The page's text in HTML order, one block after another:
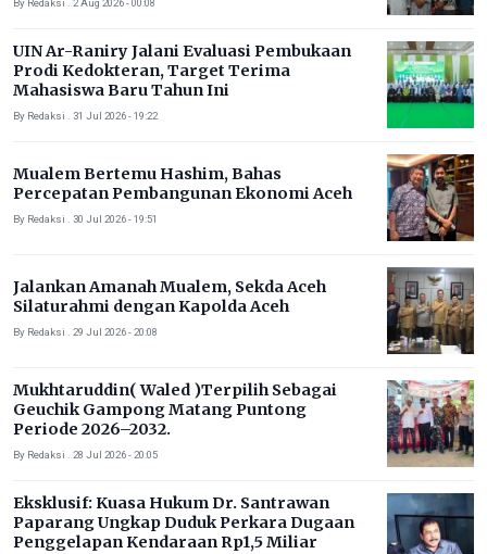
By Redaksi . 2 Aug 2026 - 00:08
UIN Ar-Raniry Jalani Evaluasi Pembukaan
Prodi Kedokteran, Target Terima
Mahasiswa Baru Tahun Ini
By Redaksi . 31 Jul 2026 - 19:22
Mualem Bertemu Hashim, Bahas
Percepatan Pembangunan Ekonomi Aceh
By Redaksi . 30 Jul 2026 - 19:51
Jalankan Amanah Mualem, Sekda Aceh
Silaturahmi dengan Kapolda Aceh
By Redaksi . 29 Jul 2026 - 20:08
Mukhtaruddin( Waled )Terpilih Sebagai
Geuchik Gampong Matang Puntong
Periode 2026–2032.
By Redaksi . 28 Jul 2026 - 20:05
Eksklusif: Kuasa Hukum Dr. Santrawan
Paparang Ungkap Duduk Perkara Dugaan
Penggelapan Kendaraan Rp1,5 Miliar